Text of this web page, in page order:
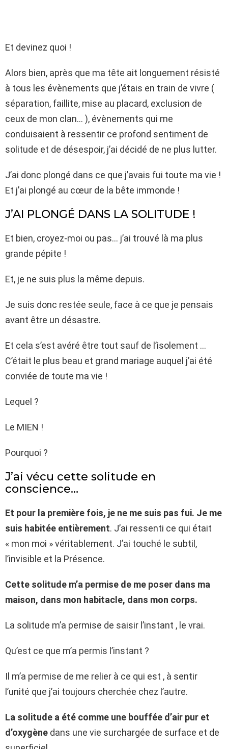
Et devinez quoi !
Alors bien, après que ma tête ait longuement résisté
à tous les évènements que j’étais en train de vivre (
séparation, faillite, mise au placard, exclusion de
ceux de mon clan… ), évènements qui me
conduisaient à ressentir ce profond sentiment de
solitude et de désespoir, j’ai décidé de ne plus lutter.
J’ai donc plongé dans ce que j’avais fui toute ma vie !
Et j’ai plongé au cœur de la bête immonde !
J’AI PLONGÉ DANS LA SOLITUDE !
Et bien, croyez-moi ou pas… j’ai trouvé là ma plus
grande pépite !
Et, je ne suis plus la même depuis.
Je suis donc restée seule, face à ce que je pensais
avant être un désastre.
Et cela s’est avéré être tout sauf de l’isolement …
C’était le plus beau et grand mariage auquel j’ai été
conviée de toute ma vie !
Lequel ?
Le MIEN !
Pourquoi ?
J’ai vécu cette solitude en
conscience…
Et pour la première fois, je ne me suis pas fui. Je me
suis habitée entièrement. J’ai ressenti ce qui était
« mon moi » véritablement. J’ai touché le subtil,
l’invisible et la Présence.
Cette solitude m’a permise de me poser dans ma
maison, dans mon habitacle, dans mon corps.
La solitude m’a permise de saisir l’instant , le vrai.
Qu’est ce que m’a permis l’instant ?
Il m’a permise de me relier à ce qui est , à sentir
l’unité que j’ai toujours cherchée chez l’autre.
La solitude a été comme une bouffée d’air pur et
d’oxygène dans une vie surchargée de surface et de